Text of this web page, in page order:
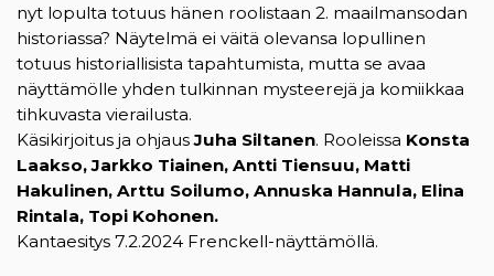
nyt lopulta totuus hänen roolistaan 2. maailmansodan
historiassa? Näytelmä ei väitä olevansa lopullinen
totuus historiallisista tapahtumista, mutta se avaa
näyttämölle yhden tulkinnan mysteerejä ja komiikkaa
tihkuvasta vierailusta.
Käsikirjoitus ja ohjausJuha Siltanen. Rooleissa Konsta
Laakso, Jarkko Tiainen, Antti Tiensuu, Matti
Hakulinen, Arttu Soilumo, Annuska Hannula, Elina
Rintala, Topi Kohonen.
Kantaesitys 7.2.2024 Frenckell-näyttämöllä.